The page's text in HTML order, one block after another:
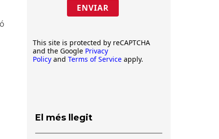
ENVIAR
This site is protected by reCAPTCHA
and the Google Privacy
Policy and Terms of Service apply.
El més llegit